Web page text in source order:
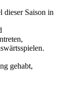
dieser Saison in
gehabt,